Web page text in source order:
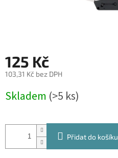
125 Kč
103,31 Kč bez DPH
cena:
Skladem (>5 ks)
Přidat do košíku